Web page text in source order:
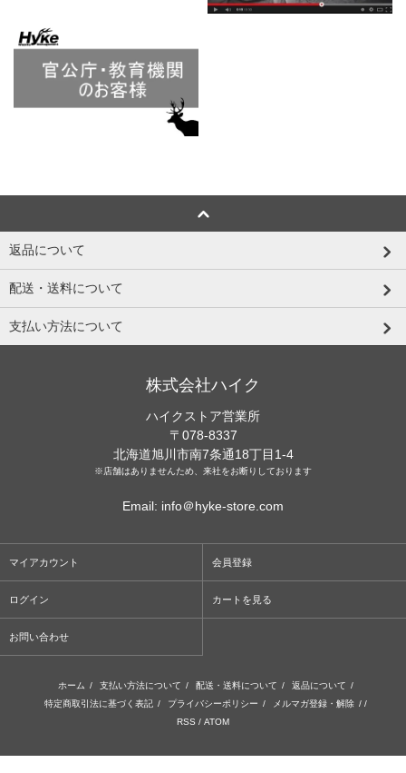
返品について
配送・送料について
支払い方法について
株式会社ハイク
ハイクストア営業所
〒078-8337
北海道旭川市南7条通18丁目1-4
※店舗はありませんため、来社をお断りしております
Email: info＠hyke-store.com
マイアカウント 会員登録
ログイン カートを見る
お問い合わせ
ホーム / 支払い方法について / 配送・送料について / 返品について /
特定商取引法に基づく表記 / プライバシーポリシー / メルマガ登録・解除 / /
RSS / ATOM